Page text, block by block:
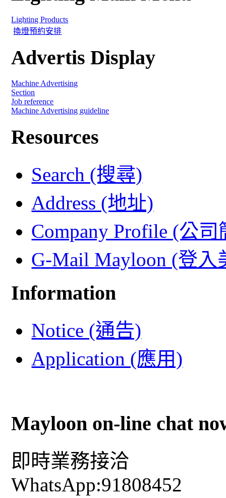
Lighting Products
換燈預約安排
Advertis Display
Machine Advertising
Section
Job reference
Machine Advertising guideline
Resources
Search (搜尋)
Address (地址)
Company Profile (公司
G-Mail Mayloon (登入
Information
Notice (通告)
Application (應用)
Mayloon on-line chat
即時業務接洽
WhatsApp:91808452